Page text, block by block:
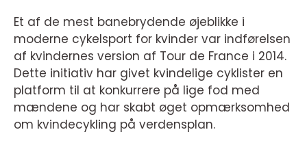
Et af de mest banebrydende øjeblikke i
moderne cykelsport for kvinder var indførelsen
af kvindernes version af Tour de France i 2014.
Dette initiativ har givet kvindelige cyklister en
platform til at konkurrere på lige fod med
mændene og har skabt øget opmærksomhed
om kvindecykling på verdensplan.